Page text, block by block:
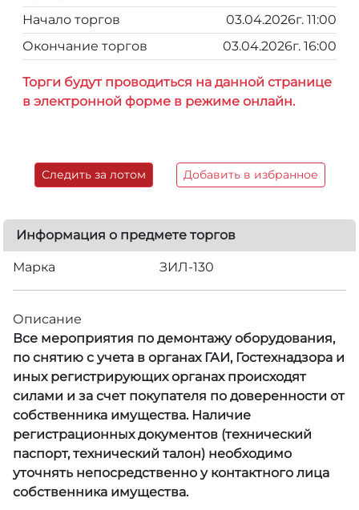
Начало торгов
03.04.2026г. 11:00
Окончание торгов
03.04.2026г. 16:00
Торги будут проводиться на данной странице
в электронной форме в режиме онлайн.
Следить за лотом Добавить в избранное
Информация о предмете торгов
Марка ЗИЛ-130
Описание
Все мероприятия по демонтажу оборудования,
по снятию с учета в органах ГАИ, Гостехнадзора и
иных регистрирующих органах происходят
силами и за счет покупателя по доверенности от
собственника имущества. Наличие
регистрационных документов (технический
паспорт, технический талон) необходимо
уточнять непосредственно у контактного лица
собственника имущества.